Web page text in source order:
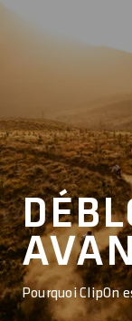
Pourquoi ClipOn